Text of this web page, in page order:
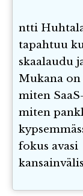
ntti
tapahtuu
skaalaudu
Mukana
miten
miten
fokus avasi